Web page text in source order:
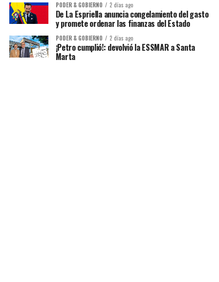
PODER & GOBIERNO 2 días ago
De La Espriella anuncia congelamiento del gasto
y promete ordenar las finanzas del Estado
PODER & GOBIERNO 2 días ago
¡Petro cumplió!: devolvió la ESSMAR a Santa
Marta